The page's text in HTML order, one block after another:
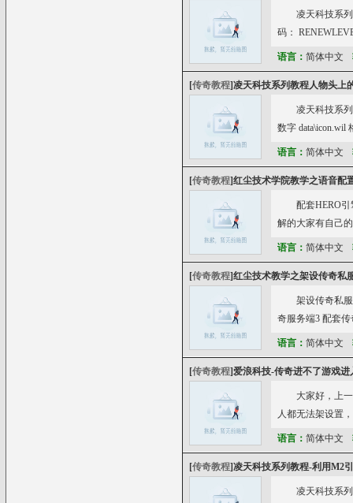
凌天科技系
码：
语言： 简体中文
[传奇教程]凌天科技系列教程人物头上
凌天科技系
数字 data\icon.wil
语言： 简体中文
[传奇教程]红尘技术学院教学之语音配
配套HERO
解的大家有自己
语言： 简体中文
[传奇教程]红尘技术教学之架设传奇私
架设传奇私
奇服务端3 配套
语言： 简体中文
[传奇教程]爱浪科技-传奇进不了游戏
大家好，上
人都无法架设置
语言： 简体中文
[传奇教程]凌天科技系列教程-利用M2
凌天科技系